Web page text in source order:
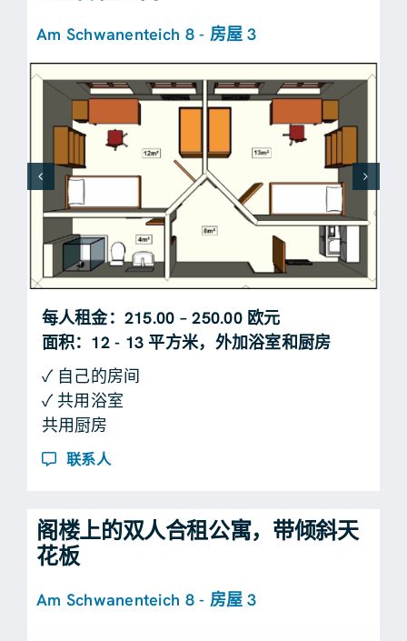
Am Schwanenteich 8 - 房屋 3
每人租金：215.00 – 250.00 欧元
面积：12 - 13 平方米，外加浴室和厨房
✓ 自己的房间
✓ 共用浴室
共用厨房
联系人
阁楼上的双人合租公寓，带倾斜天
花板
Am Schwanenteich 8 - 房屋 3